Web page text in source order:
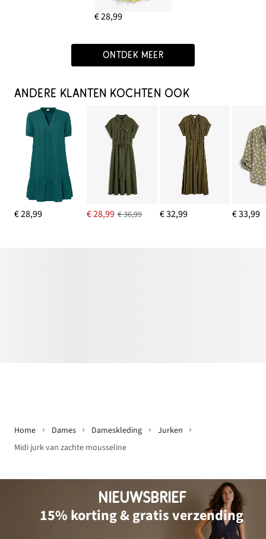
€ 28,99
ONTDEK MEER
ANDERE KLANTEN KOCHTEN OOK
€ 28,99 € 28,99 € 36,99 € 32,99 € 33,99
Home Dames Dameskleding
Jurken
Midi jurk van zachte mousseline
NIEUWSBRIEF
15% korting & gratis verzending